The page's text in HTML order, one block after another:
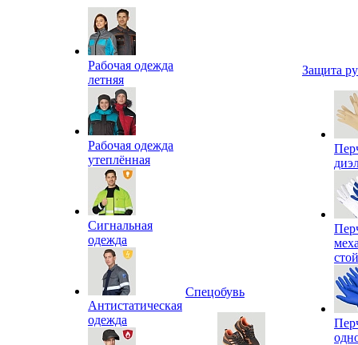
Рабочая одежда
летняя
Рабочая одежда
утеплённая
Сигнальная
одежда
Антистатическая
одежда
Спецобувь
Защита